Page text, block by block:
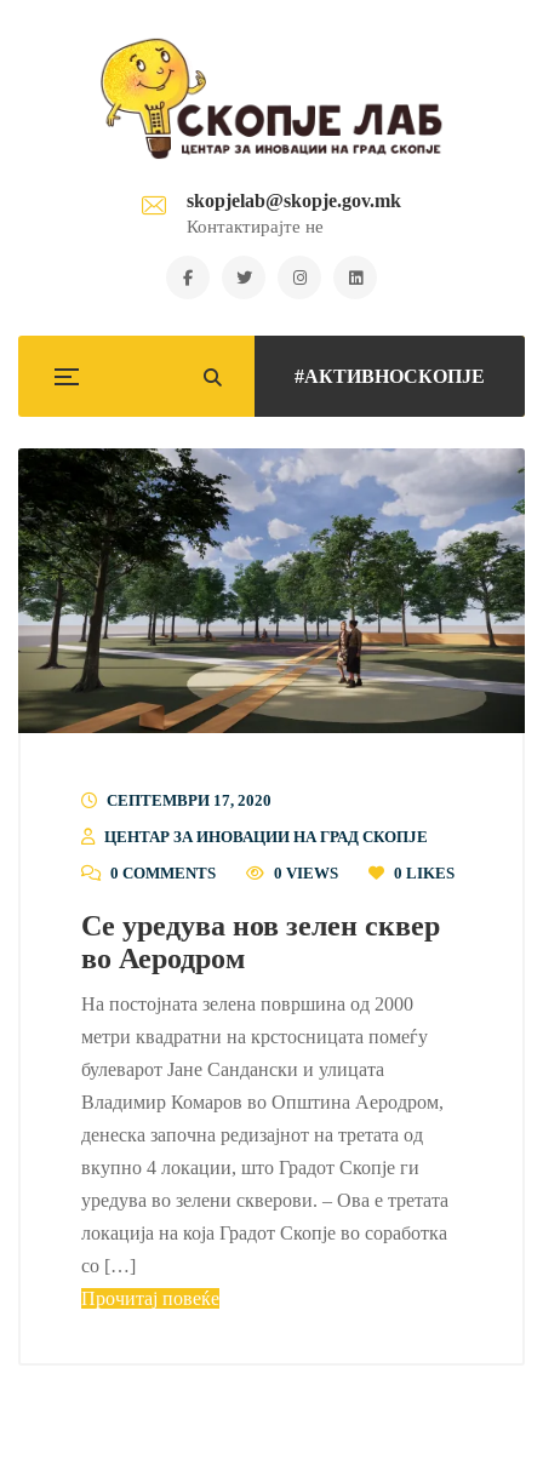
skopjelab@skopje.gov.mk
Контактирајте не
#АКТИВНОСКОПЈЕ
СЕПТЕМВРИ 17, 2020
ЦЕНТАР ЗА ИНОВАЦИИ НА ГРАД СКОПЈЕ
0 COMMENTS
0 VIEWS 0 LIKES
Се уредува нов зелен сквер
во Аеродром
На постојната зелена површина од 2000
метри квадратни на крстосницата помеѓу
булеварот Јане Сандански и улицата
Владимир Комаров во Општина Аеродром,
денеска започна редизајнот на третата од
вкупно 4 локации, што Градот Скопје ги
уредува во зелени скверови. – Ова е третата
локација на која Градот Скопје во соработка
со […]
Прочитај повеќе